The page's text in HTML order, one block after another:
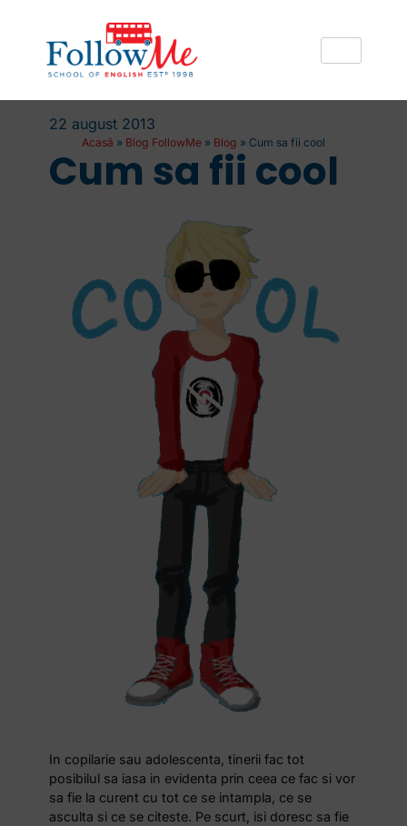
22 august 2013
Acasă » Blog FollowMe» Blog » Cum sa fii cool
Cum sa fii cool
In copilarie sau adolescenta, tinerii fac tot
posibilul sa iasa in evidenta prin ceea ce fac si vor
sa fie la curent cu tot ce se intampla, ce se
asculta si ce se citeste. Pe scurt, isi doresc sa fie